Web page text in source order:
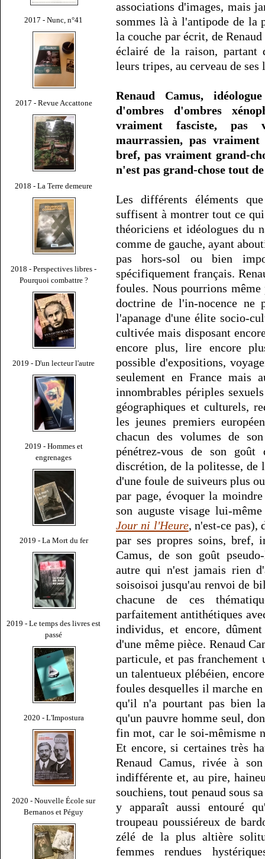
2017 - Nunc, n°41
2017 - Revue Accattone
2018 - La Terre demeure
2018 - Perspectives libres -
Pourquoi combattre ?
2019 - D'un lecteur l'autre
2019 - Hommes et
engrenages
2019 - La Mort du fer
2019 - Le temps des livres est
passé
2020 - L'Impostura
2020 - Nouvelle École sur
Bernanos et Péguy
associations d'images, mais
sommes là à l'antipode de
la couche par écrit, de
éclairé de la raison, partant
leurs tripes, au cerveau de
Renaud Camus,
d'ombres d'ombres
vraiment fasciste, pas
maurrassien, pas
bref, pas vraiment grand-
n'est pas grand-chose tout
Les différents éléments
suffisent à montrer tout ce
théoriciens et idéologues du
comme de gauche, ayant
pas hors-sol ou bien
spécifiquement français.
foules. Nous pourrions
doctrine de l'in-nocence ne
l'apanage d'une élite socio-
cultivée mais disposant
encore plus, lire encore
possible d'expositions,
seulement en France mais
innombrables périples
géographiques et culturels,
les jeunes premiers
chacun des volumes de
pénétrez-vous de son
discrétion, de la politesse, de
d'une foule de suiveurs plus
par page, évoquer la
son auguste visage lui-
Jour ni l'Heure, n'est-ce pas),
par ses propres soins, bref,
Camus, de son goût
autre qui n'est jamais rien
soisoisoi jusqu'au renvoi de
chacune de ces
parfaitement antithétiques
individus, et encore,
d'une même pièce. Renaud
particule, et pas
un talentueux plébéien,
foules desquelles il marche
qu'il n'a pourtant pas bien
qu'un pauvre homme seul,
fin mot, car le soi-mêmisme
Et encore, si certaines très
Renaud Camus, rivée à
indifférente et, au pire,
souchiens, tout penaud sous
y apparaît aussi entouré
troupeau poussiéreux de
zélé de la plus altière
femmes rendues